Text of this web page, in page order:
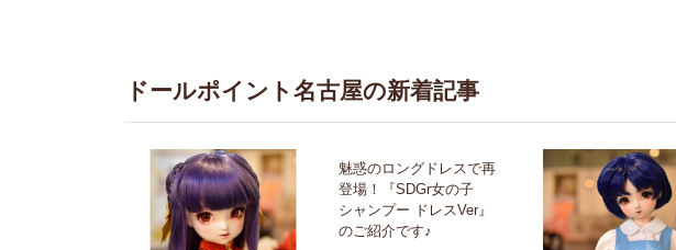
ドールポイント名古屋の新着記事
魅惑のロングドレスで再
登場！『SDGr女の子
シャンプー ドレスVer』
のご紹介です♪